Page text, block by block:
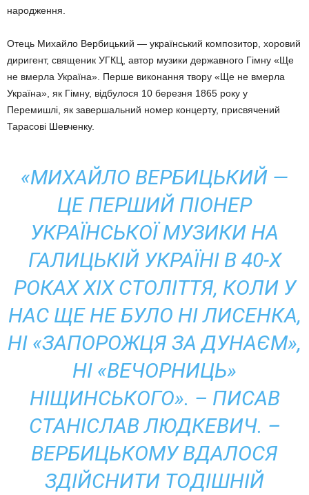
народження.
Отець Михайло Вербицький — український композитор, хоровий
диригент, священик УГКЦ, автор музики державного Гімну «Ще
не вмерла Україна». Перше виконання твору «Ще не вмерла
Україна», як Гімну, відбулося 10 березня 1865 року у
Перемишлі, як завершальний номер концерту, присвячений
Тарасові Шевченку.
«МИХАЙЛО ВЕРБИЦЬКИЙ —
ЦЕ ПЕРШИЙ ПІОНЕР
УКРАЇНСЬКОЇ МУЗИКИ НА
ГАЛИЦЬКІЙ УКРАЇНІ В 40-Х
РОКАХ ХІХ СТОЛІТТЯ, КОЛИ У
НАС ЩЕ НЕ БУЛО НІ ЛИСЕНКА,
НІ «ЗАПОРОЖЦЯ ЗА ДУНАЄМ»,
НІ «ВЕЧОРНИЦЬ»
НІЩИНСЬКОГО». – ПИСАВ
СТАНІСЛАВ ЛЮДКЕВИЧ. –
ВЕРБИЦЬКОМУ ВДАЛОСЯ
ЗДІЙСНИТИ ТОДІШНІЙ